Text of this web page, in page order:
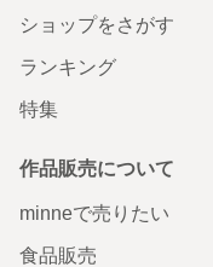
ショップをさがす
ランキング
特集
作品販売について
minneで売りたい
食品販売